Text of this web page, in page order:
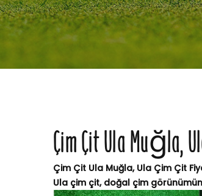
Çim Çit Ula Muğla,
Çim Çit Ula Muğla, Ula Çim Çit
Ula çim çit, doğal çim